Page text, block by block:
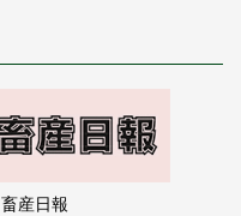
畜産日報